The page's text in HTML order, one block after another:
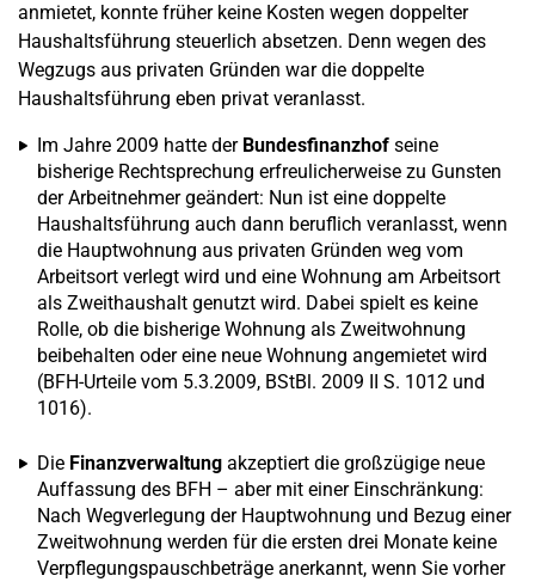
anmietet, konnte früher keine Kosten wegen doppelter
Haushaltsführung steuerlich absetzen. Denn wegen des
Wegzugs aus privaten Gründen war die doppelte
Haushaltsführung eben privat veranlasst.
Im Jahre 2009 hatte der Bundesfinanzhof seine
bisherige Rechtsprechung erfreulicherweise zu Gunsten
der Arbeitnehmer geändert: Nun ist eine doppelte
Haushaltsführung auch dann beruflich veranlasst, wenn
die Hauptwohnung aus privaten Gründen weg vom
Arbeitsort verlegt wird und eine Wohnung am Arbeitsort
als Zweithaushalt genutzt wird. Dabei spielt es keine
Rolle, ob die bisherige Wohnung als Zweitwohnung
beibehalten oder eine neue Wohnung angemietet wird
(BFH-Urteile vom 5.3.2009, BStBl. 2009 II S. 1012 und
1016).
Die Finanzverwaltung akzeptiert die großzügige neue
Auffassung des BFH – aber mit einer Einschränkung:
Nach Wegverlegung der Hauptwohnung und Bezug einer
Zweitwohnung werden für die ersten drei Monate keine
Verpflegungspauschbeträge anerkannt, wenn Sie vorher